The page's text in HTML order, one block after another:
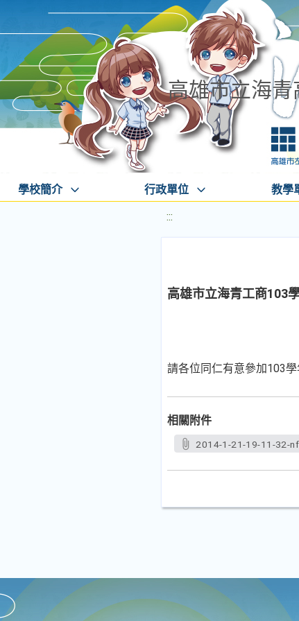
高雄市立海
學校簡介 行政單位 教學
:::
高雄市立海青工商103
請各位同仁有意參加103
相關附件
2014-1-21-19-11-32-